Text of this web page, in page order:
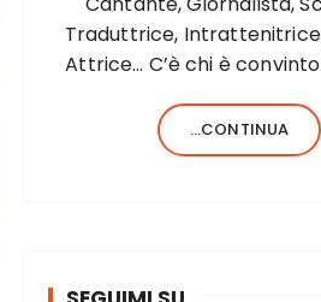
Traduttrice,
Attrice… C’è chi è
cosa e bene, c’è chi,
anche perché aiutato da
...CONTINUA